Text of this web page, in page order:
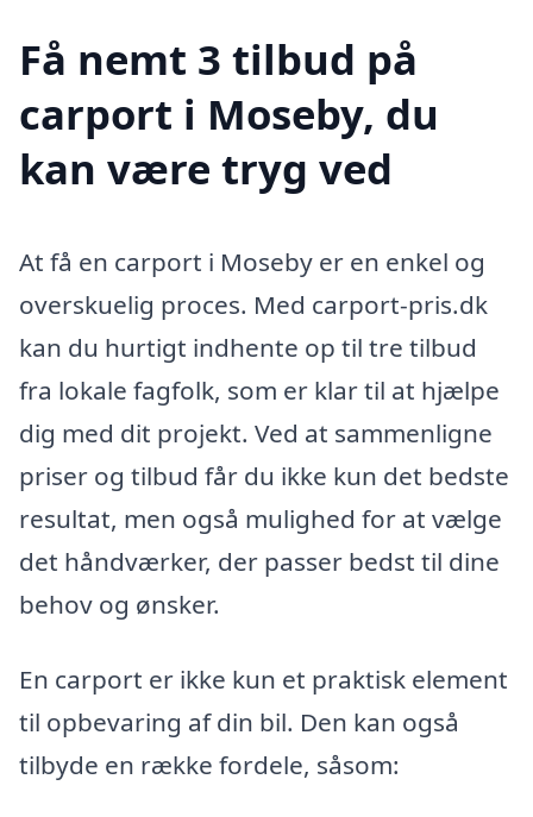
Få nemt 3 tilbud på
carport i Moseby, du
kan være tryg ved
At få en carport i Moseby er en enkel og
overskuelig proces. Med carport-pris.dk
kan du hurtigt indhente op til tre tilbud
fra lokale fagfolk, som er klar til at hjælpe
dig med dit projekt. Ved at sammenligne
priser og tilbud får du ikke kun det bedste
resultat, men også mulighed for at vælge
det håndværker, der passer bedst til dine
behov og ønsker.
En carport er ikke kun et praktisk element
til opbevaring af din bil. Den kan også
tilbyde en række fordele, såsom: